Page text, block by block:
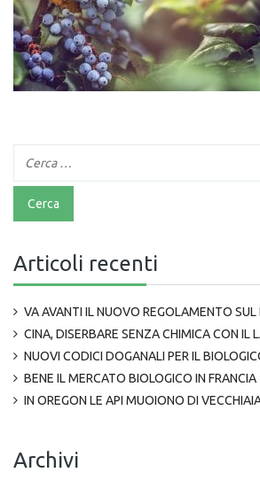
Articoli recenti
VA AVANTI IL NUOVO REGOLAMENTO SUL
CINA, DISERBARE SENZA CHIMICA CON IL
NUOVI CODICI DOGANALI PER IL
BENE IL MERCATO BIOLOGICO IN FRANCIA
IN OREGON LE API MUOIONO DI
Archivi